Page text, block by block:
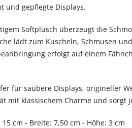
und gepflegte Displays.
Softplüsch überzeugt die
lädt zum Kuscheln, Schmusen
erfolgt auf einem
für saubere Displays, origineller
mit klassischem Charme und
15 cm - Breite: 7,50 cm - Höhe: 3 cm